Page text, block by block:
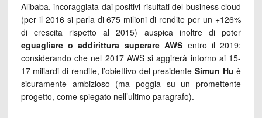
Alibaba, incoraggiata dai positivi risultati del business cloud
(per il 2016 si parla di 675 milioni di rendite per un +126%
di crescita rispetto al 2015) auspica inoltre di poter
eguagliare o addirittura superare AWS entro il 2019:
considerando che nel 2017 AWS si aggirerà intorno ai 15-
17 miliardi di rendite, l’obiettivo del presidente Simun Hu è
sicuramente ambizioso (ma poggia su un promettente
progetto, come spiegato nell’ultimo paragrafo).